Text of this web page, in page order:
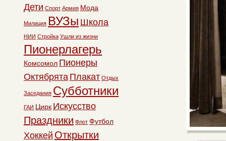
Дети Спорт Армия Мода
Милиция ВУЗы Школа
НИИ Стройка Ушли из жизни
Пионерлагерь
Комсомол Пионеры
Октябрята Плакат Отдых
Заседания Субботники
ГАИ Цирк Искусство
Праздники Флот Футбол
Хоккей Открытки